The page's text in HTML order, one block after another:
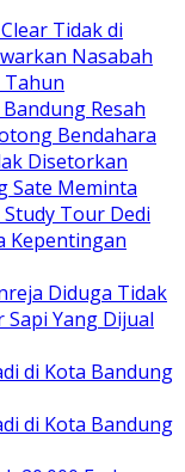
Tidak di
Nasabah
Tahun
Resah
Bendahara
Disetorkan
Sate Meminta
Tour Dedi
Kepentingan
Diduga Tidak
Yang Dijual
di Kota Bandung
di Kota Bandung